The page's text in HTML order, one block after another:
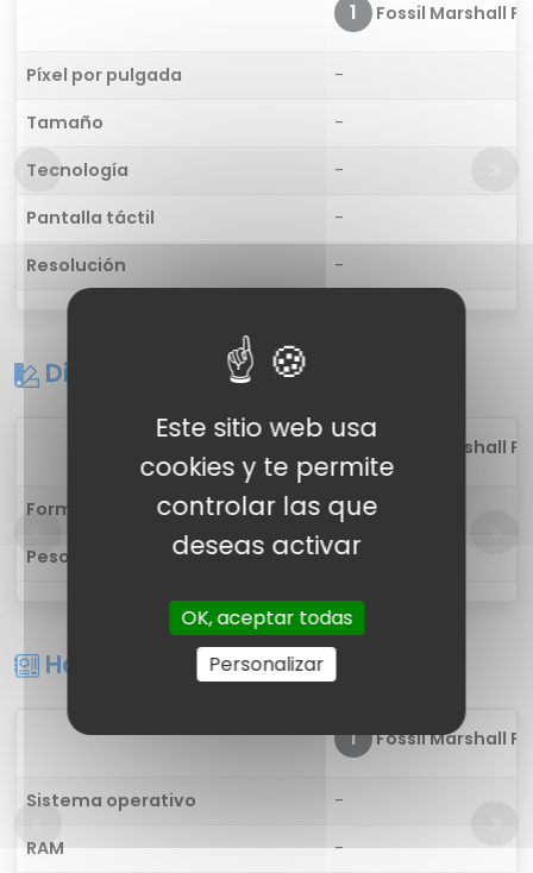
1 Fossil Marshall
Píxel por pulgada
-
Tamaño
-
Tecnología
-
Pantalla táctil
-
Resolución
-
Diseño
Fossil Marshall
Forma
-
Peso
-
Hardware
1 Fossil Marshall
Sistema operativo
-
RAM
-
Este sitio web usa
cookies y te permite
controlar las que
deseas activar
OK, aceptar todas
Personalizar